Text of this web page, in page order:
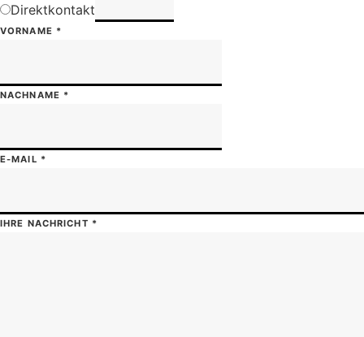
Direktkontakt
VORNAME *
NACHNAME *
E-MAIL *
IHRE NACHRICHT *